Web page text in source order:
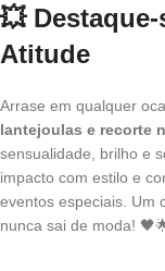
💥
Atitude
Arrase em qualquer
lantejoulas e recorte
sensualidade, brilho e
impacto com estilo e
eventos especiais. Um
nunca sai de moda!